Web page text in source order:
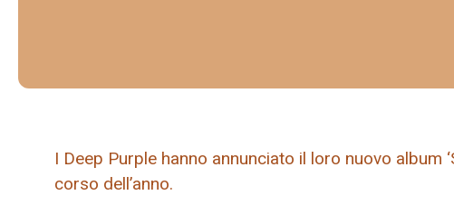
I Deep Purple hanno annunciato il loro nuovo album
corso dell’anno.